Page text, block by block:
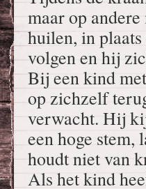
maar op
huilen, in
volgen en hij
Bij een kind
op zichzelf
verwacht. Hij
een hoge stem,
houdt niet van
Als het kind